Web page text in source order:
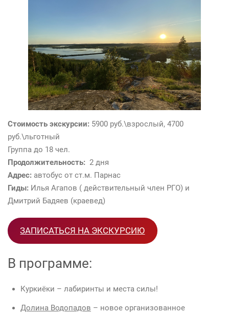
Стоимость экскурсии: 5900 руб.\взрослый, 4700
руб.\льготный
Группа до 18 чел.
Продолжительность: 2 дня
Адрес: автобус от ст.м. Парнас
Гиды: Илья Агапов ( действительный член РГО) и
Дмитрий Бадяев (краевед)
ЗАПИСАТЬСЯ НА ЭКСКУРСИЮ
В программе:
Куркиёки – лабиринты и места силы!
Долина Водопадов – новое организованное